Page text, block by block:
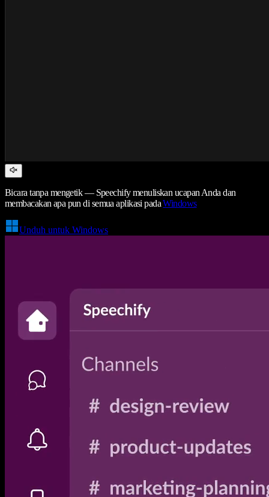
Bicara tanpa mengetik — Speechify menuliskan ucapan Anda dan
membacakan apa pun di semua aplikasi padaWindows
Unduh untuk Windows